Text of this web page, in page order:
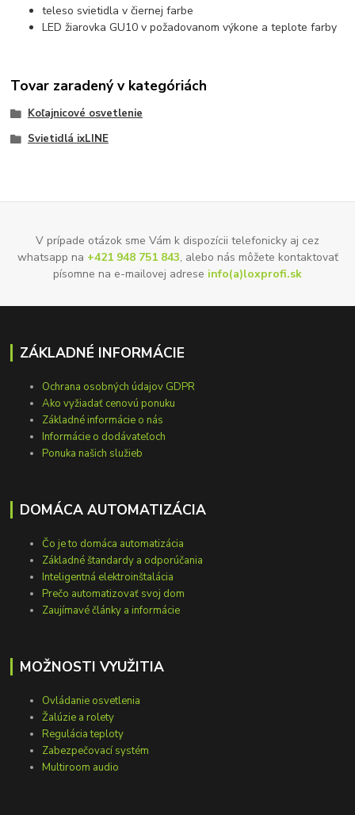
teleso svietidla v čiernej farbe
LED žiarovka GU10 v požadovanom výkone a teplote farby
Tovar zaradený v kategóriách
Koľajnicové osvetlenie
Svietidlá ixLINE
V prípade otázok sme Vám k dispozícii telefonicky aj cez
whatsapp na +421 948 751 843, alebo nás môžete kontaktovať
písomne na e-mailovej adrese info(a)loxprofi.sk
ZÁKLADNÉ INFORMÁCIE
Ochrana osobných údajov GDPR
Ako vyžiadať cenovú ponuku
Základné informácie o nás
Informácie o dodávateľoch
Ponuka našich služieb
DOMÁCA AUTOMATIZÁCIA
Čo je to domáca automatizácia
Základné štandardy a odporúčania
Inteligentná elektroinštalácia
Prečo automatizovať svoj dom
Zaujímavé články a informácie
MOŽNOSTI VYUŽITIA
Ovládanie osvetlenia
Žalúzie a rolety
Regulácia teploty
Zabezpečovací systém
Multiroom audio